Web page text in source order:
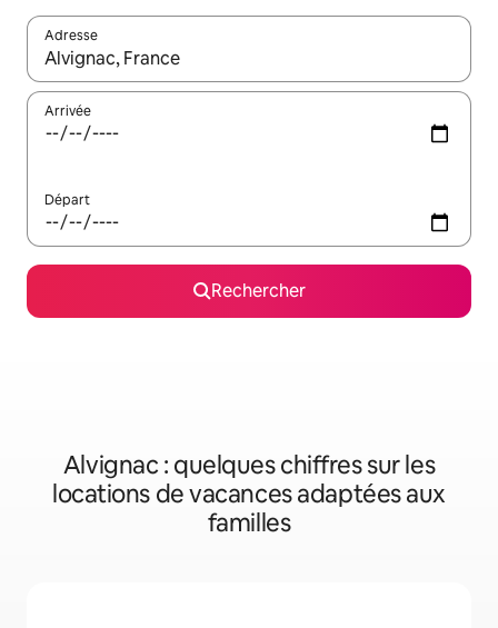
Adresse
Lorsque les résultats s'affichent, utilisez les flèches vers le
Arrivée
Départ
Rechercher
Alvignac : quelques chiffres sur les
locations de vacances adaptées aux
familles